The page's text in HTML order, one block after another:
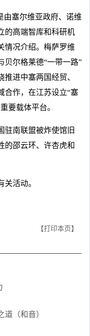
由塞尔维亚政府、诺维
的高端智库和科研机
情况介绍。梅萨罗维
贝尔格莱德“一带一路”
进中塞两国经贸、
合作，在江苏设立“塞
要载体平台。
驻南联盟被炸使馆旧
的邵云环、许杏虎和
活动。
【打印本页】
（和音）